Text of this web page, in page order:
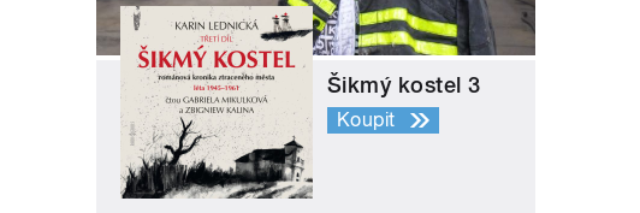
Šikmý kostel 3
Koupit